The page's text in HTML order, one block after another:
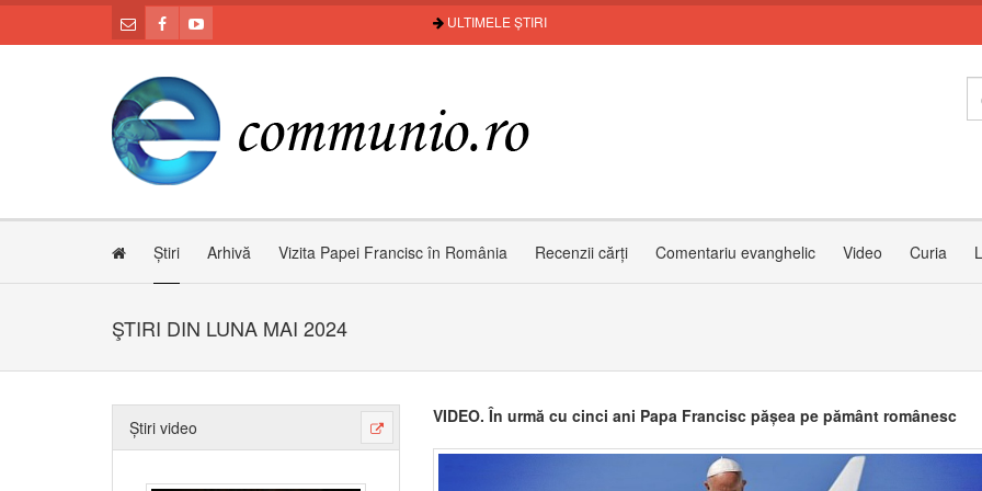
ULTIMELE ȘTIRI
Știri Arhivă Vizita Papei Francisc în România Recenzii cărți Comentariu evanghelic Video Curia
ŞTIRI DIN LUNA MAI 2024
Știri video
VIDEO. În urmă cu cinci ani Papa Francisc pășea pe pământ românesc